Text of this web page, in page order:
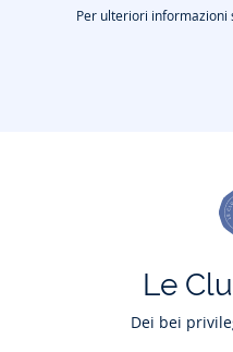
Per ulteriori informazioni
Le
Dei bei